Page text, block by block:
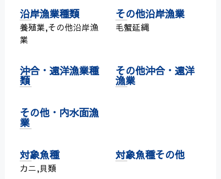
沿岸漁業種類
養殖業,その他沿岸漁
業
その他沿岸漁業
毛蟹延縄
沖合・遠洋漁業種
類
その他沖合・遠洋
漁業
その他・内水面漁
業
対象魚種
カニ,貝類
対象魚種その他